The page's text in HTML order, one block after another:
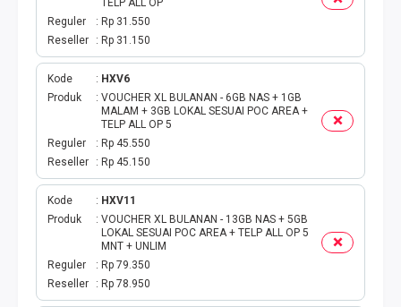
PAKET SMS
AKTIVASI PAKET
VOUCHER DATA
VOUCHER TV
TOKEN PLN
ISI ULANG GAME
TAG PLN
TELP ALL OP
Reguler
Rp 31.550
Reseller
Rp 31.150
Kode
HXV6
Produk
VOUCHER XL BULANAN - 6GB NAS + 1GB
MALAM + 3GB LOKAL SESUAI POC AREA +
TELP ALL OP 5
Reguler
Rp 45.550
Reseller
Rp 45.150
Kode
HXV11
Produk
VOUCHER XL BULANAN - 13GB NAS + 5GB
LOKAL SESUAI POC AREA + TELP ALL OP 5
MNT + UNLIM
Reguler
Rp 79.350
Reseller
Rp 78.950